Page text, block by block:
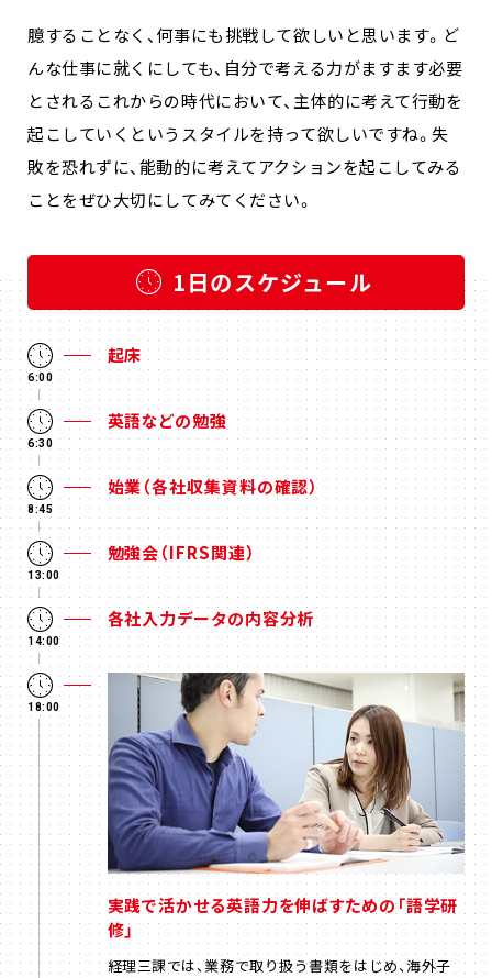
臆することなく、何事にも挑戦して欲しいと思います。ど
んな仕事に就くにしても、自分で考える力がますます必要
とされるこれからの時代において、主体的に考えて行動を
起こしていくというスタイルを持って欲しいですね。失
敗を恐れずに、能動的に考えてアクションを起こしてみる
ことをぜひ大切にしてみてください。
1日のスケジュール
6:00
起床
6:30
英語などの勉強
8:45
始業（各社収集資料の確認）
13:00
勉強会（IFRS関連）
14:00
各社入力データの内容分析
18:00
実践で活かせる英語力を伸ばすための「語学研
修」
経理三課では、業務で取り扱う書類をはじめ、海外子